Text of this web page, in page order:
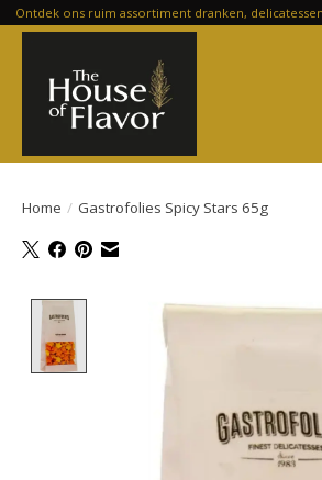
Ontdek ons ruim assortiment dranken,
Home / Gastrofolies Spicy Stars 65g
Product image slideshow